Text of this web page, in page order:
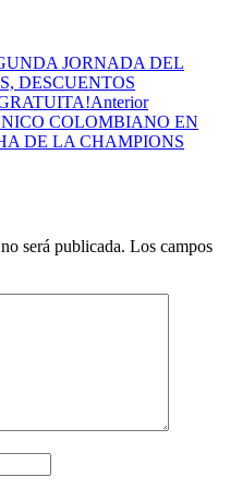
JORNADA DEL
DESCUENTOS
Anterior
COLOMBIANO EN
DE LA CHAMPIONS
será publicada. Los campos